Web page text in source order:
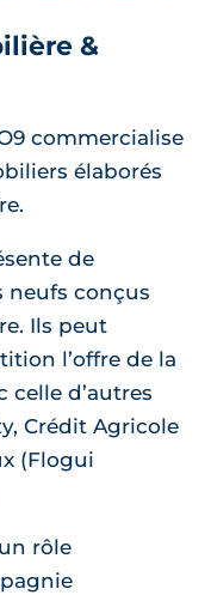
&
commercialise
élaborés
de
neufs conçus
Ils peut
l’offre de la
celle d’autres
Crédit Agricole
(Flogui
rôle